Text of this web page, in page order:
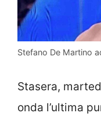
Stefano De Martino
Stasera,
onda l’ultima